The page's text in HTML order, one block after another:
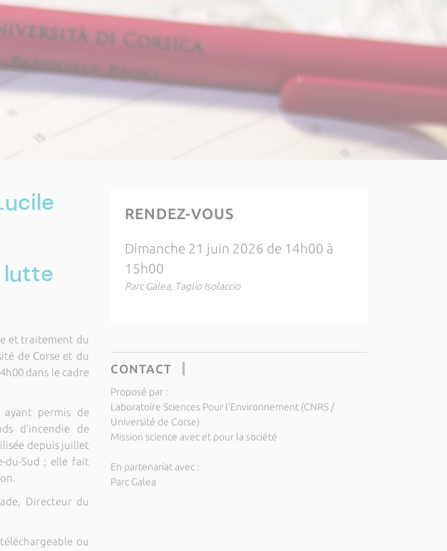
lutte
et traitement du
de Corse et du
dans le cadre
permis de
d’incendie de
depuis juillet
du-Sud ; elle fait
Directeur du
ou
RENDEZ-VOUS
Dimanche 21 juin 2026 de 14h00 à
15h00
Parc Galea, Taglio Isolaccio
CONTACT
Proposé par :
Laboratoire Sciences Pour l'Environnement (CNRS /
Université de Corse)
Mission science avec et pour la société
En partenariat avec :
Parc Galea